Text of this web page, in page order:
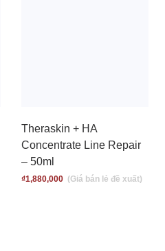
Theraskin + HA
Concentrate Line Repair
– 50ml
₫1,880,000